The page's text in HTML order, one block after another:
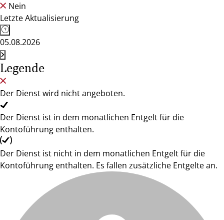
Nein
Letzte Aktualisierung
05.08.2026
Legende
Der Dienst wird nicht angeboten.
Der Dienst ist in dem monatlichen Entgelt für die
Kontoführung enthalten.
Der Dienst ist nicht in dem monatlichen Entgelt für die
Kontoführung enthalten. Es fallen zusätzliche Entgelte an.